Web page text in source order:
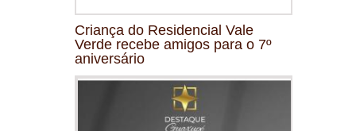
Criança do Residencial Vale
Verde recebe amigos para o 7º
aniversário